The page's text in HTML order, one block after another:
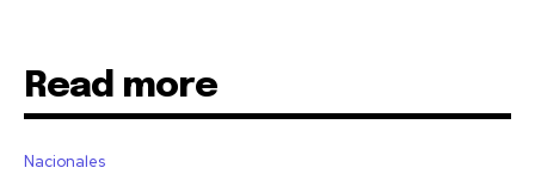
Read more
Nacionales